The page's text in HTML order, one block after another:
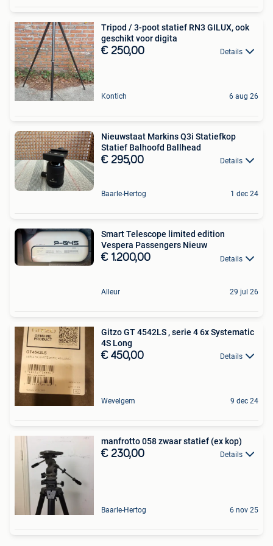
Tripod / 3-poot statief RN3 GILUX, ook
geschikt voor digita
€ 250,00 Details
Kontich 6 aug 26
Nieuwstaat Markins Q3i Statiefkop
Statief Balhoofd Ballhead
€ 295,00 Details
Baarle-Hertog 1 dec 24
Smart Telescope limited edition
Vespera Passengers Nieuw
€ 1.200,00 Details
Alleur 29 jul 26
Gitzo GT 4542LS , serie 4 6x Systematic
4S Long
€ 450,00 Details
Wevelgem 9 dec 24
manfrotto 058 zwaar statief (ex kop)
€ 230,00 Details
Baarle-Hertog 6 nov 25